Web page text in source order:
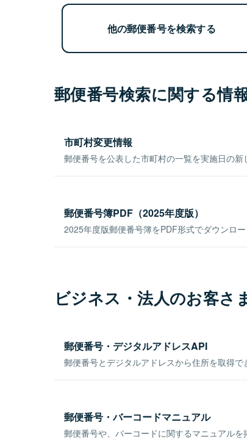
他の郵便番号を検索する
郵便番号検索に関する情
市町村変更情報
郵便番号を公表した市町村の一覧を実施日の新
郵便番号簿PDF（2025年度版）
2025年度版郵便番号簿をPDF形式でダウンロー
ビジネス・法人のお客さ
郵便番号・デジタルアドレスAPI
郵便番号とデジタルアドレスから住所を取得で
郵便番号・バーコードマニュアル
郵便番号や、バーコードに関するマニュアルを